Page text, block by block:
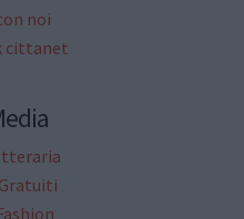
noi
cittanet